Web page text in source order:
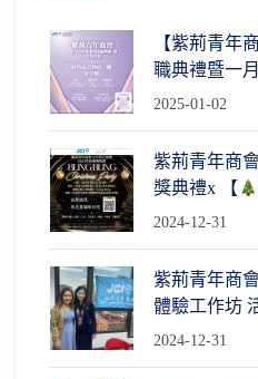
【紫荊青年
職典禮暨一
2025-01-02
紫荊青年商
獎典禮x 【
2024-12-31
紫荊青年商
體驗工作坊
2024-12-31